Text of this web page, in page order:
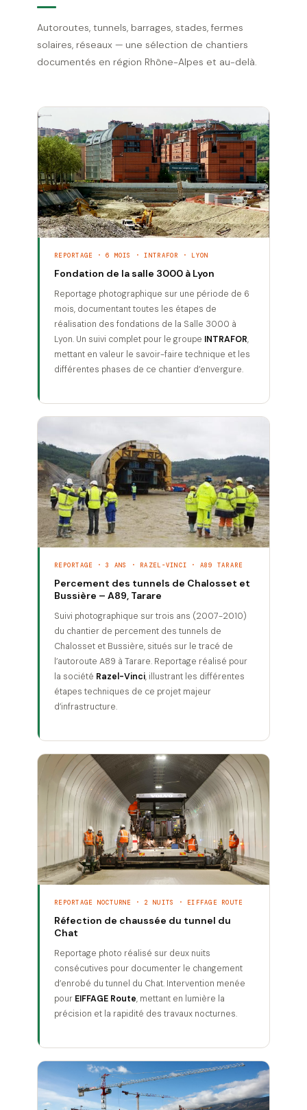
Autoroutes, tunnels, barrages, stades, fermes
solaires, réseaux — une sélection de chantiers
documentés en région Rhône-Alpes et au-delà.
REPORTAGE · 6 MOIS · INTRAFOR · LYON
Fondation de la salle 3000 à Lyon
Reportage photographique sur une période de 6
mois, documentant toutes les étapes de
réalisation des fondations de la Salle 3000 à
Lyon. Un suivi complet pour le groupe INTRAFOR,
mettant en valeur le savoir-faire technique et les
différentes phases de ce chantier d’envergure.
REPORTAGE · 3 ANS · RAZEL-VINCI · A89 TARARE
Percement des tunnels de Chalosset et
Bussière – A89, Tarare
Suivi photographique sur trois ans (2007-2010)
du chantier de percement des tunnels de
Chalosset et Bussière, situés sur le tracé de
l’autoroute A89 à Tarare. Reportage réalisé pour
la société Razel-Vinci, illustrant les différentes
étapes techniques de ce projet majeur
d’infrastructure.
REPORTAGE NOCTURNE · 2 NUITS · EIFFAGE ROUTE
Réfection de chaussée du tunnel du
Chat
Reportage photo réalisé sur deux nuits
consécutives pour documenter le changement
d’enrobé du tunnel du Chat. Intervention menée
pour EIFFAGE Route, mettant en lumière la
précision et la rapidité des travaux nocturnes.